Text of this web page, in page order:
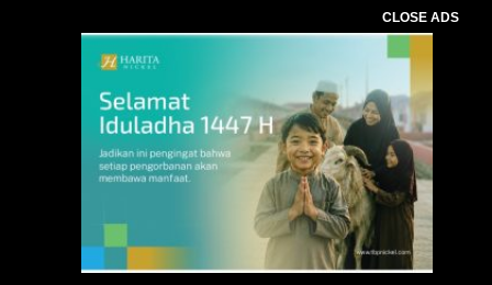
CLOSE ADS